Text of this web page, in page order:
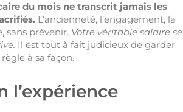
du mois ne transcrit jamais les
L’ancienneté, l’engagement, la
sans prévenir. Votre véritable salaire se
Il est tout à fait judicieux de garder
à sa façon.
l’expérience